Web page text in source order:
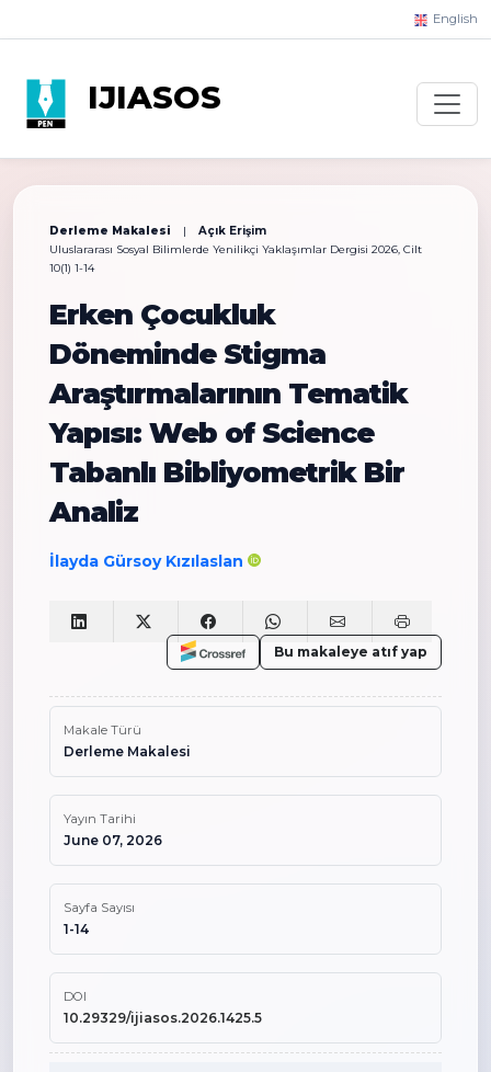
English
IJIASOS
Derleme Makalesi |
Açık Erişim
Uluslararası Sosyal Bilimlerde Yenilikçi Yaklaşımlar Dergisi 2026, Cilt
10(1) 1-14
Erken Çocukluk
Döneminde Stigma
Araştırmalarının Tematik
Yapısı: Web of Science
Tabanlı Bibliyometrik Bir
Analiz
İlayda Gürsoy Kızılaslan
Bu makaleye atıf yap
Makale Türü
Derleme Makalesi
Yayın Tarihi
June 07, 2026
Sayfa Sayısı
1-14
DOI
10.29329/ijiasos.2026.1425.5